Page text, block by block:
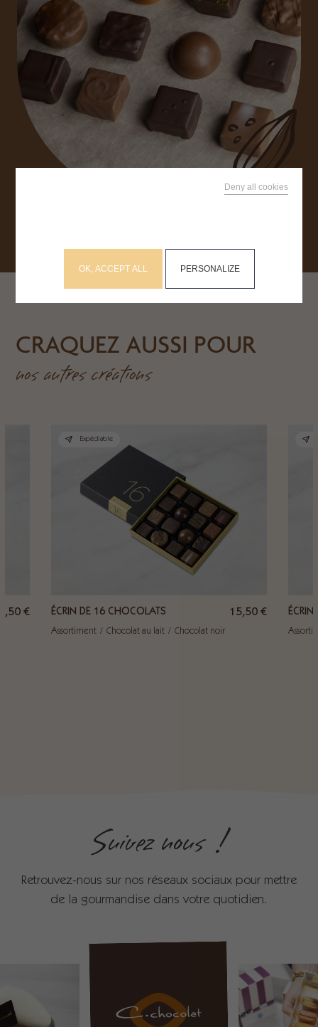
CRAQUEZ AUSSI POUR
nos autres créations
€
Expédiable
ÉCRIN DE 16 CHOCOLATS 15,50€
Assortiment Chocolat au lait Chocolat noir
RECHERCHEZ SUR LE SITE
Suivez nous !
Retrouvez-nous sur nos réseaux sociaux pour mettre
de la gourmandise dans votre quotidien.
OK, ACCEPT ALL
Deny all cookies
PERSONALIZE